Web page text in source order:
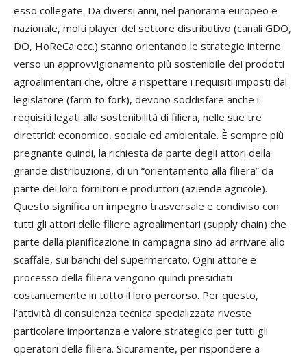
esso collegate. Da diversi anni, nel panorama europeo e
nazionale, molti player del settore distributivo (canali GDO,
DO, HoReCa ecc.) stanno orientando le strategie interne
verso un approvvigionamento più sostenibile dei prodotti
agroalimentari che, oltre a rispettare i requisiti imposti dal
legislatore (farm to fork), devono soddisfare anche i
requisiti legati alla sostenibilità di filiera, nelle sue tre
direttrici: economico, sociale ed ambientale. È sempre più
pregnante quindi, la richiesta da parte degli attori della
grande distribuzione, di un “orientamento alla filiera” da
parte dei loro fornitori e produttori (aziende agricole).
Questo significa un impegno trasversale e condiviso con
tutti gli attori delle filiere agroalimentari (supply chain) che
parte dalla pianificazione in campagna sino ad arrivare allo
scaffale, sui banchi del supermercato. Ogni attore e
processo della filiera vengono quindi presidiati
costantemente in tutto il loro percorso. Per questo,
l’attività di consulenza tecnica specializzata riveste
particolare importanza e valore strategico per tutti gli
operatori della filiera. Sicuramente, per rispondere a